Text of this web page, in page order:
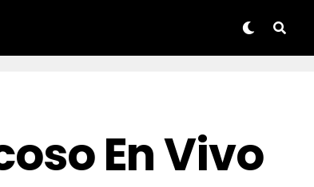
En Vivo